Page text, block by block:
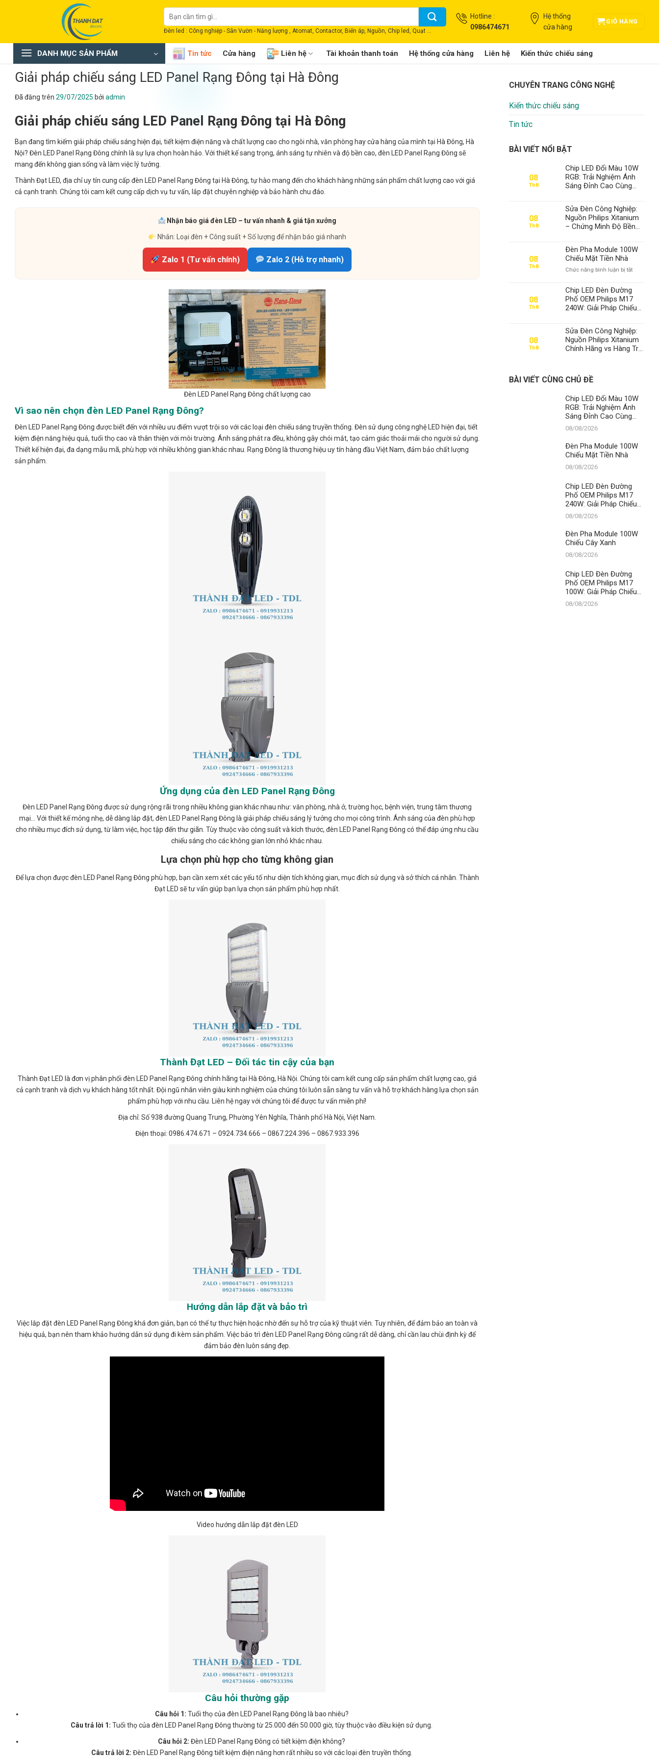
dung
Tìm
kiếm:
Đèn led : Công nghiệp - Sân Vườn - Năng lượng , Atomat, Contactor, Biến áp, Nguồn, Chip led, Quạt ...
Hotline :
0986474671
Hệ thống
cửa hàng
GIỎ HÀNG
DANH MỤC SẢN PHẨM Tin tức Cửa hàng Liên hệ Tài khoản thanh toán Hệ thống cửa hàng Liên hệ Kiến thức chiếu sáng
Giải pháp chiếu sáng LED Panel Rạng Đông tại Hà Đông
Đã đăng trên 29/07/2025 bởi admin
Giải pháp chiếu sáng LED Panel Rạng Đông tại Hà Đông
Bạn đang tìm kiếm giải pháp chiếu sáng hiện đại, tiết kiệm điện năng và chất lượng cao cho ngôi nhà, văn phòng hay cửa hàng của mình tại Hà Đông, Hà
Nội? Đèn LED Panel Rạng Đông chính là sự lựa chọn hoàn hảo. Với thiết kế sang trọng, ánh sáng tự nhiên và độ bền cao, đèn LED Panel Rạng Đông sẽ
mang đến không gian sống và làm việc lý tưởng.
Thành Đạt LED, địa chỉ uy tín cung cấp đèn LED Panel Rạng Đông tại Hà Đông, tự hào mang đến cho khách hàng những sản phẩm chất lượng cao với giá
cả cạnh tranh. Chúng tôi cam kết cung cấp dịch vụ tư vấn, lắp đặt chuyên nghiệp và bảo hành chu đáo.
Nhận báo giá đèn LED – tư vấn nhanh & giá tận xưởng
Nhắn: Loại đèn + Công suất + Số lượng để nhận báo giá nhanh
Zalo 1 (Tư vấn chính) Zalo 2 (Hỗ trợ nhanh)
Đèn LED Panel Rạng Đông chất lượng cao
Vì sao nên chọn đèn LED Panel Rạng Đông?
Đèn LED Panel Rạng Đông được biết đến với nhiều ưu điểm vượt trội so với các loại đèn chiếu sáng truyền thống. Đèn sử dụng công nghệ LED hiện đại, tiết
kiệm điện năng hiệu quả, tuổi thọ cao và thân thiện với môi trường. Ánh sáng phát ra đều, không gây chói mắt, tạo cảm giác thoải mái cho người sử dụng.
Thiết kế hiện đại, đa dạng mẫu mã, phù hợp với nhiều không gian khác nhau. Rạng Đông là thương hiệu uy tín hàng đầu Việt Nam, đảm bảo chất lượng
sản phẩm.
Ứng dụng của đèn LED Panel Rạng Đông
Đèn LED Panel Rạng Đông được sử dụng rộng rãi trong nhiều không gian khác nhau như: văn phòng, nhà ở, trường học, bệnh viện, trung tâm thương
mại… Với thiết kế mỏng nhẹ, dễ dàng lắp đặt, đèn LED Panel Rạng Đông là giải pháp chiếu sáng lý tưởng cho mọi công trình. Ánh sáng của đèn phù hợp
cho nhiều mục đích sử dụng, từ làm việc, học tập đến thư giãn. Tùy thuộc vào công suất và kích thước, đèn LED Panel Rạng Đông có thể đáp ứng nhu cầu
chiếu sáng cho các không gian lớn nhỏ khác nhau.
Lựa chọn phù hợp cho từng không gian
Để lựa chọn được đèn LED Panel Rạng Đông phù hợp, bạn cần xem xét các yếu tố như diện tích không gian, mục đích sử dụng và sở thích cá nhân. Thành
Đạt LED sẽ tư vấn giúp bạn lựa chọn sản phẩm phù hợp nhất.
Thành Đạt LED – Đối tác tin cậy của bạn
Thành Đạt LED là đơn vị phân phối đèn LED Panel Rạng Đông chính hãng tại Hà Đông, Hà Nội. Chúng tôi cam kết cung cấp sản phẩm chất lượng cao, giá
cả cạnh tranh và dịch vụ khách hàng tốt nhất. Đội ngũ nhân viên giàu kinh nghiệm của chúng tôi luôn sẵn sàng tư vấn và hỗ trợ khách hàng lựa chọn sản
phẩm phù hợp với nhu cầu. Liên hệ ngay với chúng tôi để được tư vấn miễn phí!
Địa chỉ: Số 938 đường Quang Trung, Phường Yên Nghĩa, Thành phố Hà Nội, Việt Nam.
Điện thoại: 0986.474.671 – 0924.734.666 – 0867.224.396 – 0867.933.396
Hướng dẫn lắp đặt và bảo trì
Việc lắp đặt đèn LED Panel Rạng Đông khá đơn giản, bạn có thể tự thực hiện hoặc nhờ đến sự hỗ trợ của kỹ thuật viên. Tuy nhiên, để đảm bảo an toàn và
hiệu quả, bạn nên tham khảo hướng dẫn sử dụng đi kèm sản phẩm. Việc bảo trì đèn LED Panel Rạng Đông cũng rất dễ dàng, chỉ cần lau chùi định kỳ để
đảm bảo đèn luôn sáng đẹp.
Video hướng dẫn lắp đặt đèn LED
Câu hỏi thường gặp
Câu hỏi 1: Tuổi thọ của đèn LED Panel Rạng Đông là bao nhiêu?
Câu trả lời 1: Tuổi thọ của đèn LED Panel Rạng Đông thường từ 25.000 đến 50.000 giờ, tùy thuộc vào điều kiện sử dụng.
Câu hỏi 2: Đèn LED Panel Rạng Đông có tiết kiệm điện không?
Câu trả lời 2: Đèn LED Panel Rạng Đông tiết kiệm điện năng hơn rất nhiều so với các loại đèn truyền thống.
CHUYÊN TRANG CÔNG NGHỆ
Kiến thức chiếu sáng
Tin tức
BÀI VIẾT NỔI BẬT
08
Th8
Chip LED Đổi Màu 10W
RGB: Trải Nghiệm Ánh
Sáng Đỉnh Cao Cùng
Giải Pháp Chiếu Sáng
08
Th8
Sửa Đèn Công Nghiệp:
Nguồn Philips Xitanium
– Chứng Minh Độ Bền
08
Th8
Đèn Pha Module 100W
Chiếu Mặt Tiền Nhà
Chức năng bình luận bị tắtở
100W
Chiếu
Nhà
08
Th8
Chip LED Đèn Đường
Phố OEM Philips M17
240W: Giải Pháp Chiếu
và Tiết Kiệm Năng
Lượng Từ Thành Đạt
LED
08
Th8
Sửa Đèn Công Nghiệp:
Nguồn Philips Xitanium
Chính Hãng vs Hàng Trôi
BÀI VIẾT CÙNG CHỦ ĐỀ
Chip LED Đổi Màu 10W
RGB: Trải Nghiệm Ánh
Sáng Đỉnh Cao Cùng
Thành Đạt LED – Vua
Giải Pháp Chiếu Sáng
08/08/2026
Đèn Pha Module 100W
Chiếu Mặt Tiền Nhà
08/08/2026
Chip LED Đèn Đường
Phố OEM Philips M17
240W: Giải Pháp Chiếu
Sáng Tối Ưu, Bền Vững
và Tiết Kiệm Năng
Lượng Từ Thành Đạt
LED
08/08/2026
Đèn Pha Module 100W
Chiếu Cây Xanh
08/08/2026
Chip LED Đèn Đường
Phố OEM Philips M17
100W: Giải Pháp Chiếu
Sáng Tối Ưu và Bền
Vững Từ Thành Đạt LED
08/08/2026